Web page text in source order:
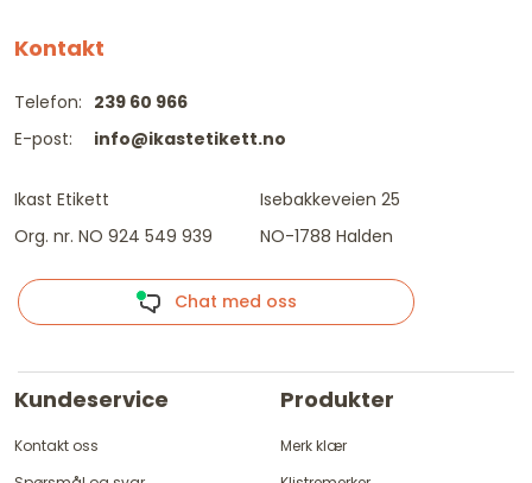
Kontakt
Telefon:
E-post:
239 60 966
info@ikastetikett.no
Ikast Etikett
Org. nr. NO 924 549 939
Isebakkeveien 25
NO-1788 Halden
Chat med oss
Kundeservice
Kontakt oss
Produkter
Merk klær